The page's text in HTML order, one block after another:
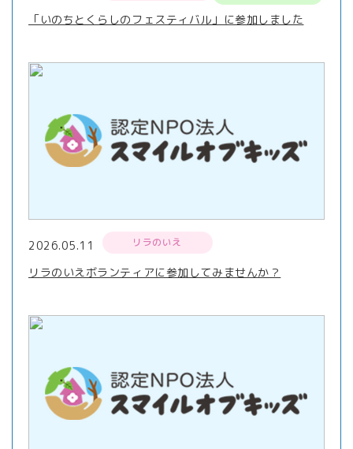
「いのちとくらしのフェスティバル」に参加しました
2026.05.11 リラのいえ
リラのいえボランティアに参加してみませんか？